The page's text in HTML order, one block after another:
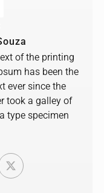
of the printing
has been the
ever since the
took a galley of
type specimen